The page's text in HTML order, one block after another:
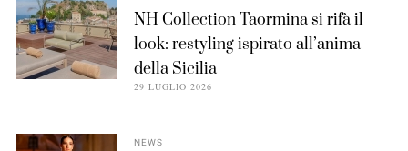
NH Collection Taormina si rifà il
look: restyling ispirato all’anima
della Sicilia
29 LUGLIO 2026
NEWS